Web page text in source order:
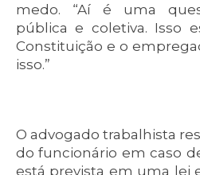
medo. “Aí é uma
pública e coletiva. Isso
Constituição e o
isso.”
O advogado trabalhista
do funcionário em caso
está prevista em uma lei